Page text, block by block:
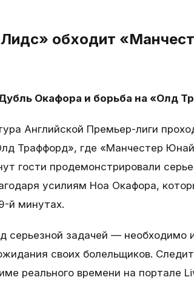
обходит
Окафора и борьба на «Олд
Английской Премьер-лиги
Траффорд», где «Манчестер
гости продемонстрировали
усилиям Ноа Окафора,
й минутах.
серьезной задачей — необходимо
своих болельщиков.
реального времени на портале